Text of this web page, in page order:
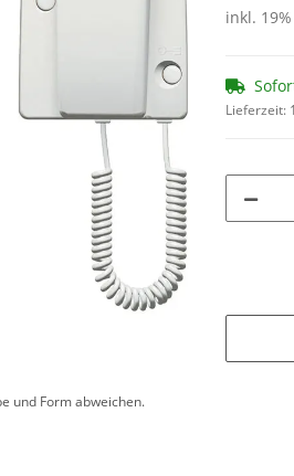
und Form abweichen.
inkl.
Lieferzeit: